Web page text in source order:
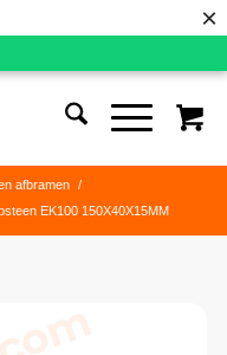
×
afbramen
/
EK100 150X40X15MM